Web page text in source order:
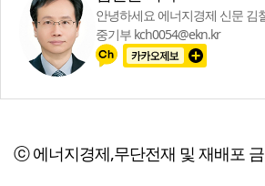
안녕하세요 에너지경제 신문 김
중기부 kch0054@ekn.kr
ⓒ 에너지경제,무단전재 및 재배포